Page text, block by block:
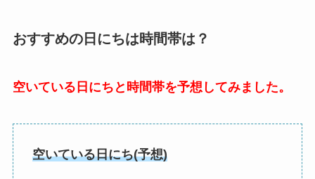
おすすめの日にちは時間帯は？
空いている日にちと時間帯を予想してみました。
空いている日にち(予想)